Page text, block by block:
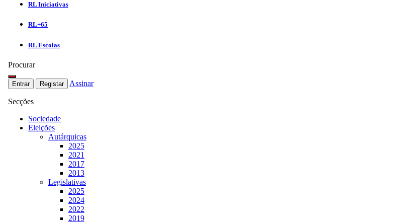
RL Iniciativas
RL+65
RL Escolas
Procurar
Entrar Registar Assinar
Secções
Sociedade
Eleições
Autárquicas
2025
2021
2017
2013
Legislativas
2025
2024
2022
2019